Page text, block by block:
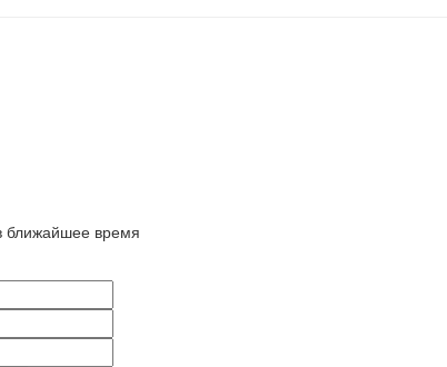
ближайшее время